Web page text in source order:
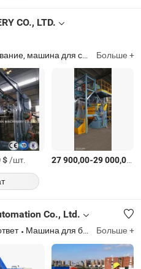
CO., LTD.
машина, вулканизационный пресс для резины, охладитель для резины, каландр для резины, резиновый смеситель Больше +
$/шт. 27 900,00-29 000,00 $
Co., Ltd.
Машина для бумажных стаканов, бетонный насос, буровая установка для водяных скважин, реверсивное бурение, вакуумный подъемник для стекла, самозагружающийся бетонный миксер, мобильный дробильщик, машина для укладки бордюров Больше +